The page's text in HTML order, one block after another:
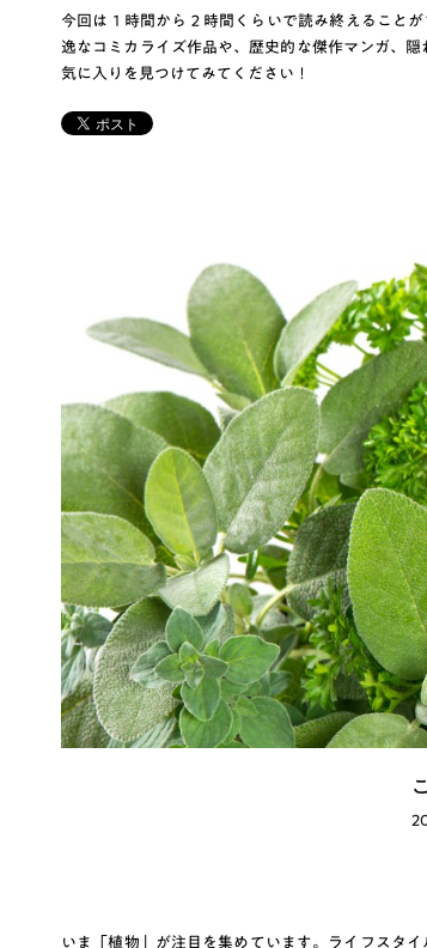
今回は１時間から２時間くらいで読み終えること
逸なコミカライズ作品や、歴史的な傑作マンガ、
気に入りを見つけてみてください！
いま「植物」が注目を集めています。ライフスタ